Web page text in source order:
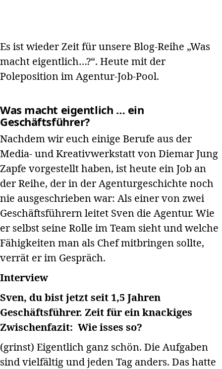
Es ist wieder Zeit für unsere Blog-Reihe „Was
macht eigentlich…?“. Heute mit der
Poleposition im Agentur-Job-Pool.
Was macht eigentlich … ein
Geschäftsführer?
Nachdem wir euch einige Berufe aus der
Media- und Kreativwerkstatt von Diemar Jung
Zapfe vorgestellt haben, ist heute ein Job an
der Reihe, der in der Agenturgeschichte noch
nie ausgeschrieben war: Als einer von zwei
Geschäftsführern leitet Sven die Agentur. Wie
er selbst seine Rolle im Team sieht und welche
Fähigkeiten man als Chef mitbringen sollte,
verrät er im Gespräch.
Interview
Sven, du bist jetzt seit 1,5 Jahren
Geschäftsführer. Zeit für ein knackiges
Zwischenfazit: Wie isses so?
(grinst) Eigentlich ganz schön. Die Aufgaben
sind vielfältig und jeden Tag anders. Das hatte